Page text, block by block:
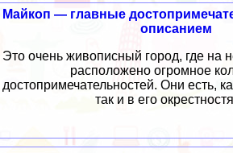
Майкоп — главные
описанием
Это очень живописный город, где на
расположено огромное
достопримечательностей. Они есть,
так и в его